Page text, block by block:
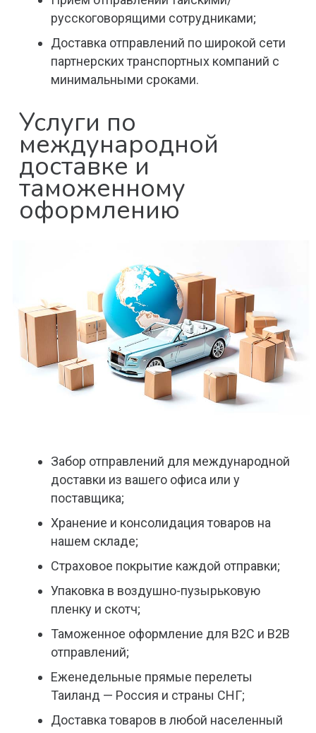
русскоговорящими сотрудниками;
Доставка отправлений по широкой сети
партнерских транспортных компаний с
минимальными сроками.
Услуги по
международной
доставке и
таможенному
оформлению
Забор отправлений для международной
доставки из вашего офиса или у
поставщика;
Хранение и консолидация товаров на
нашем складе;
Страховое покрытие каждой отправки;
Упаковка в воздушно-пузырьковую
пленку и скотч;
Таможенное оформление для В2С и В2В
отправлений;
Еженедельные прямые перелеты
Таиланд — Россия и страны СНГ;
Доставка товаров в любой населенный